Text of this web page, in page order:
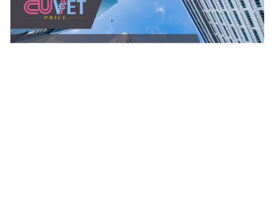
วิจัย
ประชาสัมพันธ์